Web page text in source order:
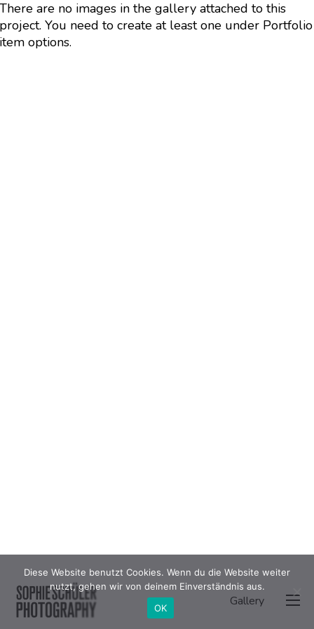
There are no images in the gallery attached to this
project. You need to create at least one under Portfolio
item options.
Gallery
Diese Website benutzt Cookies. Wenn du die Website weiter
nutzt, gehen wir von deinem Einverständnis aus.
OK